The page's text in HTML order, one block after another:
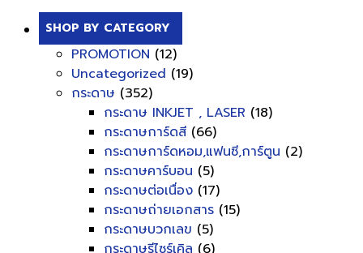
SHOP BY CATEGORY
PROMOTION (12)
Uncategorized (19)
กระดาษ (352)
กระดาษ INKJET , LASER (18)
กระดาษการ์ดสี (66)
กระดาษการ์ดหอม,แฟนซี,การ์ตูน (2)
กระดาษคาร์บอน (5)
กระดาษต่อเนื่อง (17)
กระดาษถ่ายเอกสาร (15)
กระดาษบวกเลข (5)
กระดาษรีไซร์เคิล (6)